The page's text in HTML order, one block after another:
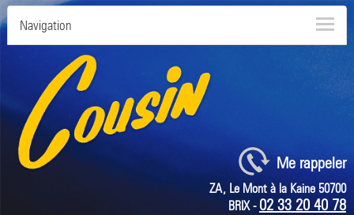
Navigation
Me rappeler
ZA, Le Mont à la Kaine 50700
BRIX - 02 33 20 40 78